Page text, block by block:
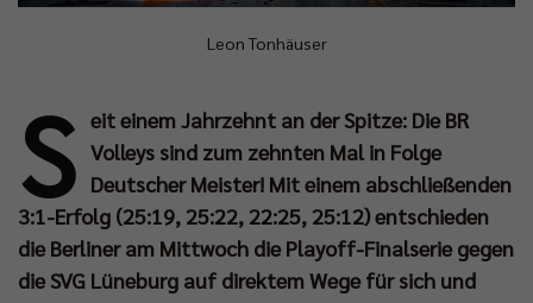
Leon Tonhäuser
S eit einem Jahrzehnt an der Spitze: Die BR
Volleys sind zum zehnten Mal in Folge
Deutscher Meister! Mit einem abschließenden
3:1-Erfolg (25:19, 25:22, 22:25, 25:12) entschieden
die Berliner am Mittwoch die Playoff-Finalserie gegen
die SVG Lüneburg auf direktem Wege für sich und